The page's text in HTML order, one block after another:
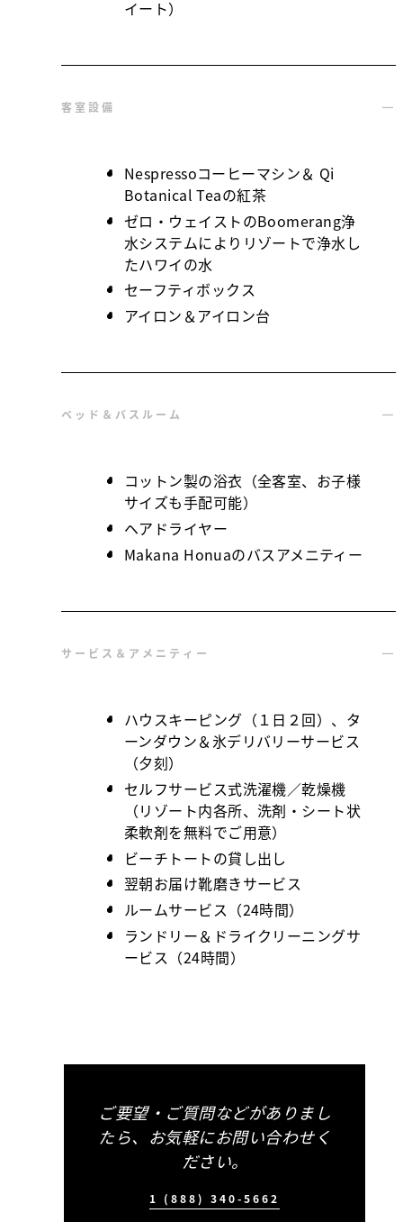
イート）
客室設備
Nespressoコーヒーマシン＆ Qi
Botanical Teaの紅茶
ゼロ・ウェイストのBoomerang浄
水システムによりリゾートで浄水し
たハワイの水
セーフティボックス
アイロン＆アイロン台
ベッド＆バスルーム
コットン製の浴衣（全客室、お子様
サイズも手配可能）
ヘアドライヤー
Makana Honuaのバスアメニティー
サービス＆アメニティー
ハウスキーピング（１日２回）、タ
ーンダウン＆氷デリバリーサービス
（夕刻）
セルフサービス式洗濯機／乾燥機
（リゾート内各所、洗剤・シート状
柔軟剤を無料でご用意）
ビーチトートの貸し出し
翌朝お届け靴磨きサービス
ルームサービス（24時間）
ランドリー＆ドライクリーニングサ
ービス（24時間）
ご要望・ご質問などがありまし
たら、お気軽にお問い合わせく
ださい。
1 (888) 340-5662